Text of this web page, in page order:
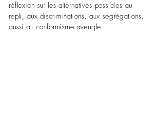
réflexion sur les alternatives possibles au
repli, aux discriminations, aux ségrégations,
aussi au conformisme aveugle.